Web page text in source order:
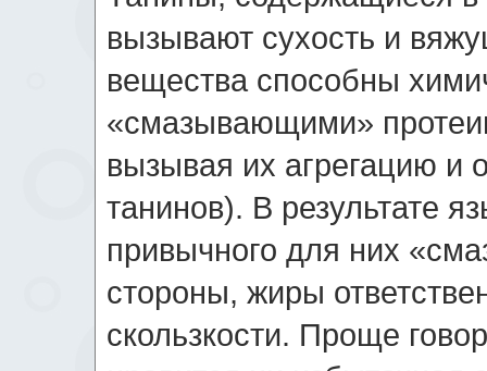
вызывают сухость и
вещества способны
«смазывающими»
вызывая их агрегацию и
танинов). В результате
привычного для них
стороны, жиры
скользкости. Проще